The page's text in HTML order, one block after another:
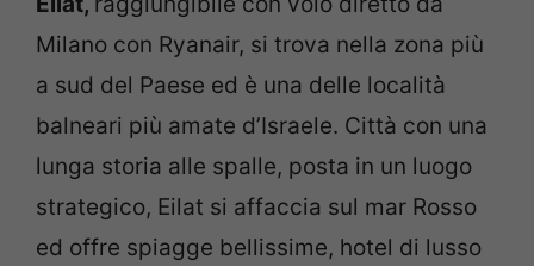
Milano con Ryanair, si trova nella zona più
a sud del Paese ed è una delle località
balneari più amate d’Israele. Città con una
lunga storia alle spalle, posta in un luogo
strategico, Eilat si affaccia sul mar Rosso
ed offre spiagge bellissime, hotel di lusso